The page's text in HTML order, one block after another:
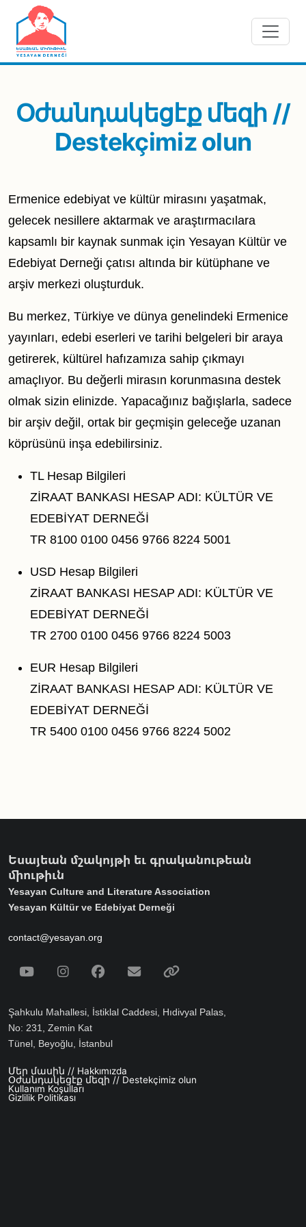
Skip to main content
Օժանդակեցէք մեզի //
Destekçimiz olun
Ermenice edebiyat ve kültür mirasını yaşatmak,
gelecek nesillere aktarmak ve araştırmacılara
kapsamlı bir kaynak sunmak için Yesayan Kültür ve
Edebiyat Derneği çatısı altında bir kütüphane ve
arşiv merkezi oluşturduk.
Bu merkez, Türkiye ve dünya genelindeki Ermenice
yayınları, edebi eserleri ve tarihi belgeleri bir araya
getirerek, kültürel hafızamıza sahip çıkmayı
amaçlıyor. Bu değerli mirasın korunmasına destek
olmak sizin elinizde. Yapacağınız bağışlarla, sadece
bir arşiv değil, ortak bir geçmişin geleceğe uzanan
köprüsünü inşa edebilirsiniz.
TL Hesap Bilgileri
ZİRAAT BANKASI HESAP ADI: KÜLTÜR VE
EDEBİYAT DERNEĞİ
TR 8100 0100 0456 9766 8224 5001
USD Hesap Bilgileri
ZİRAAT BANKASI HESAP ADI: KÜLTÜR VE
EDEBİYAT DERNEĞİ
TR 2700 0100 0456 9766 8224 5003
EUR Hesap Bilgileri
ZİRAAT BANKASI HESAP ADI: KÜLTÜR VE
EDEBİYAT DERNEĞİ
TR 5400 0100 0456 9766 8224 5002
Եսայեան մշակոյթի եւ գրականութեան
միութիւն
Yesayan Culture and Literature Association
Yesayan Kültür ve Edebiyat Derneği
contact@yesayan.org
Social Media
YoutubeInstagramFacebook
Email
Şahkulu Mahallesi, İstiklal Caddesi, Hıdivyal Palas,
No: 231, Zemin Kat
Tünel, Beyoğlu, İstanbul
Footer menu
Մեր մասին // Hakkımızda
Օժանդակեցէք մեզի // Destekçimiz olun
Kullanım Koşulları
Gizlilik Politikası